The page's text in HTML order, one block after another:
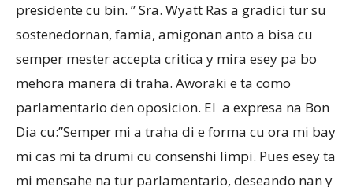
presidente cu bin. ” Sra. Wyatt Ras a gradici tur su
sostenedornan, famia, amigonan anto a bisa cu
semper mester accepta critica y mira esey pa bo
mehora manera di traha. Aworaki e ta como
parlamentario den oposicion. El a expresa na Bon
Dia cu:”Semper mi a traha di e forma cu ora mi bay
mi cas mi ta drumi cu consenshi limpi. Pues esey ta
mi mensahe na tur parlamentario, deseando nan y